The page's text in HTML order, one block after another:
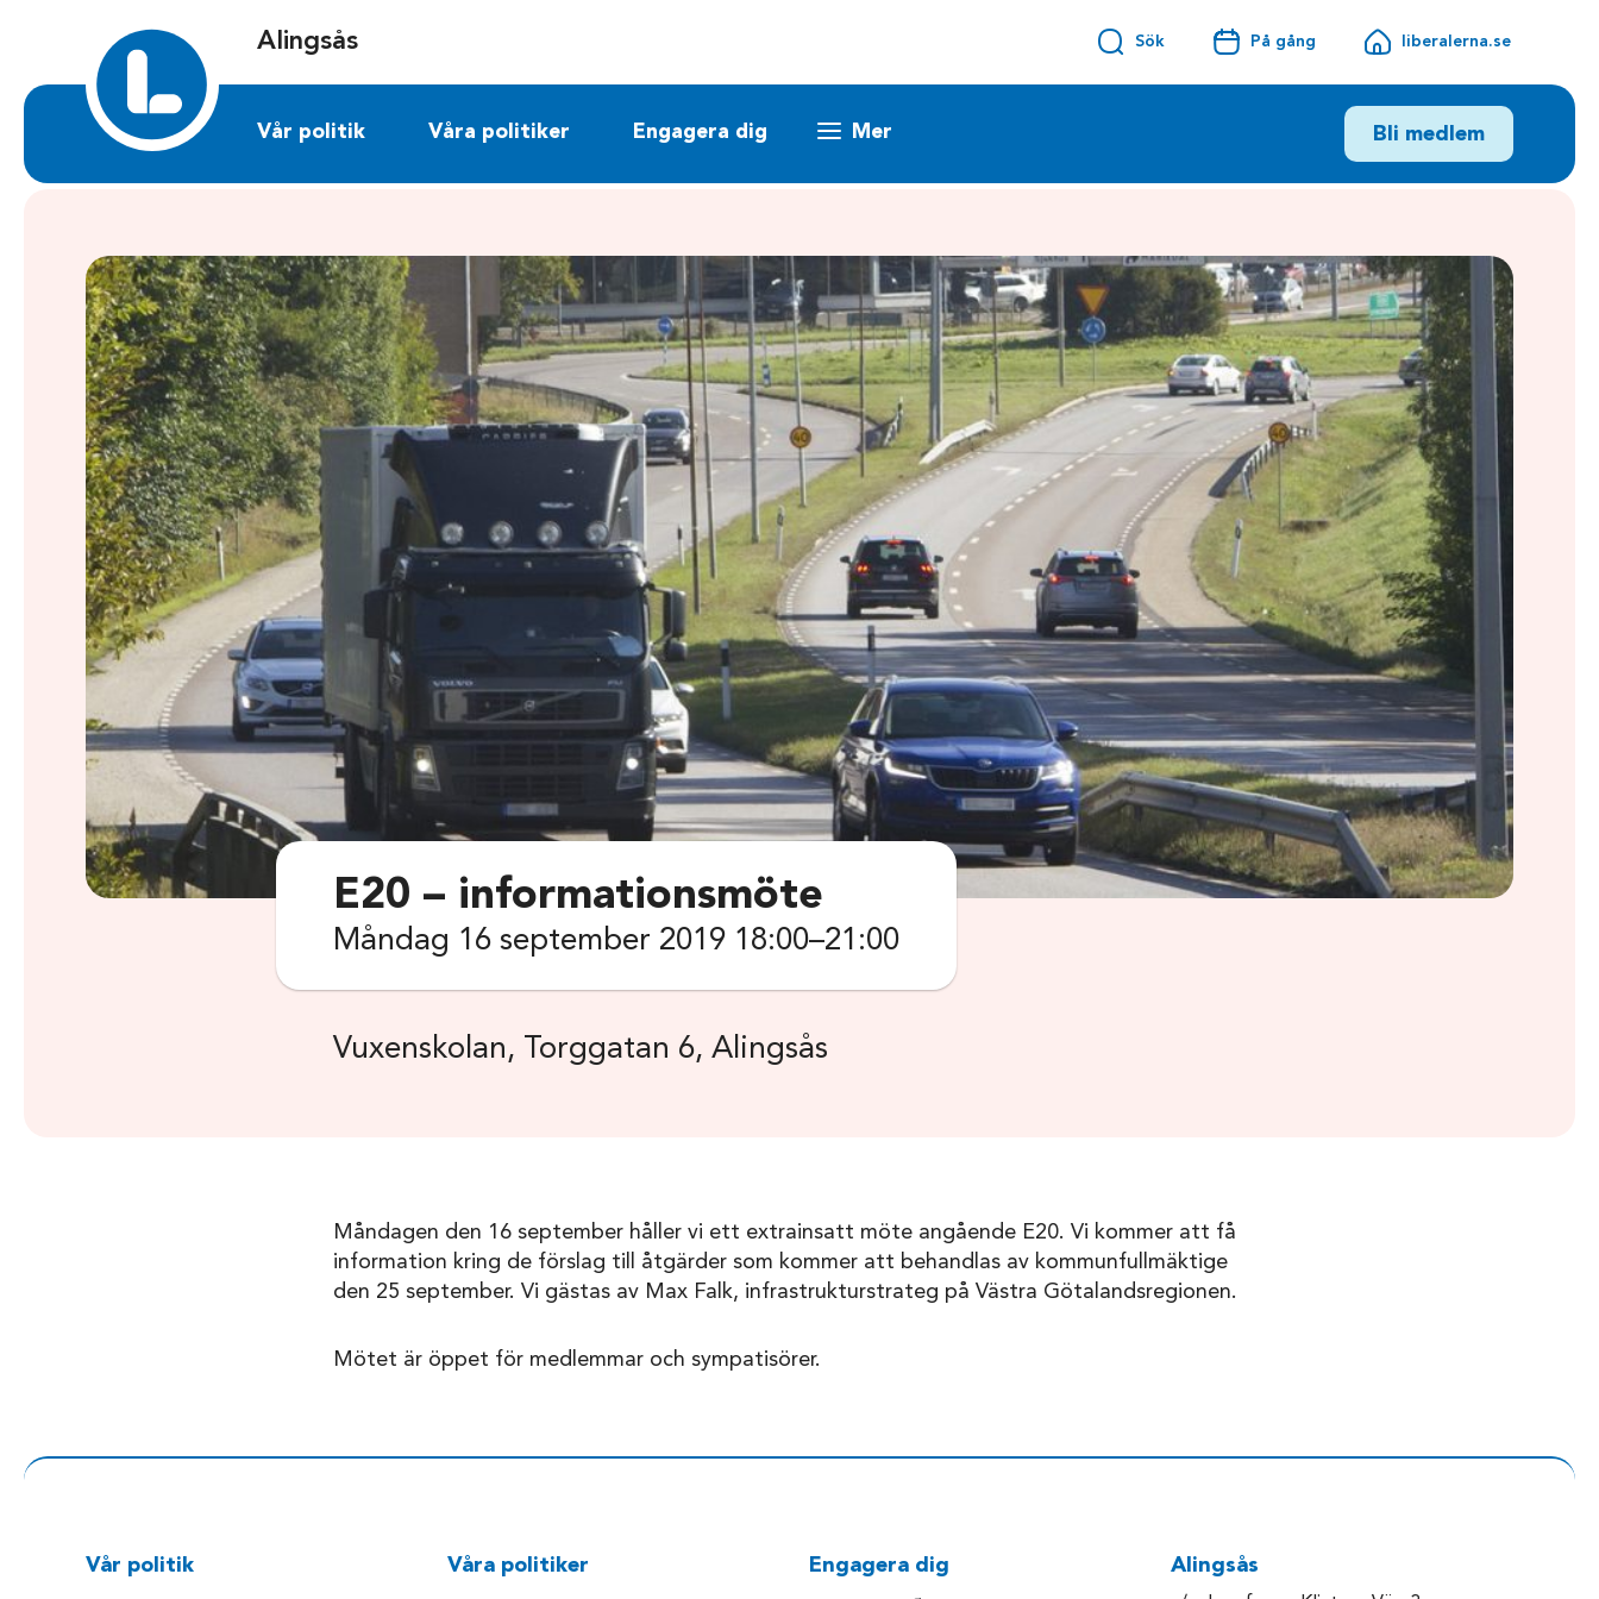
Alingsås Sök På gång liberalerna.se
Vår politik Våra politiker Engagera dig Mer Bli medlem
E20 – informationsmöte
Måndag 16 september 2019 18:00–21:00
Vuxenskolan, Torggatan 6, Alingsås
Måndagen den 16 september håller vi ett extrainsatt möte angående E20. Vi kommer att få
information kring de förslag till åtgärder som kommer att behandlas av kommunfullmäktige
den 25 september. Vi gästas av Max Falk, infrastrukturstrateg på Västra Götalandsregionen.
Mötet är öppet för medlemmar och sympatisörer.
Vår politik Våra politiker Engagera dig Alingsås